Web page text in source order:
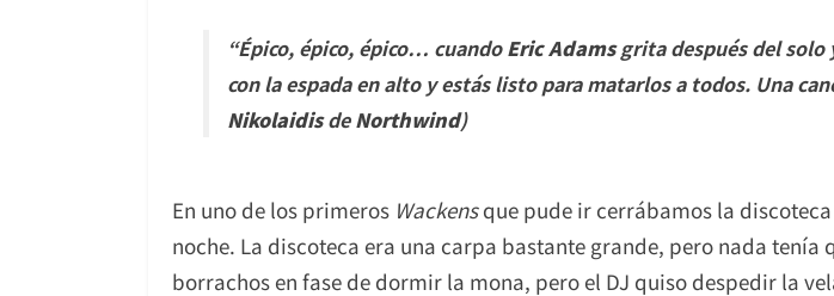
“Épico, épico, épico… cuandoEric Adamsgrita después del solo
con la espada en alto y estás listo para matarlos a todos. Una
NikolaidisdeNorthwind)
En uno de los primeros Wackensque pude ir cerrábamos la
noche. La discoteca era una carpa bastante grande, pero nada
borrachos en fase de dormir la mona, pero el DJ quiso despedir la